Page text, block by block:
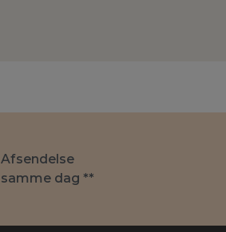
Afsendelse
samme dag **